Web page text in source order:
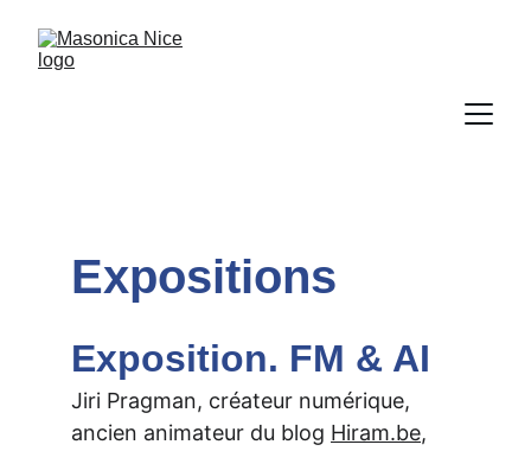
Expositions
Exposition. FM & AI
Jiri Pragman, créateur numérique,
ancien animateur du blog Hiram.be,